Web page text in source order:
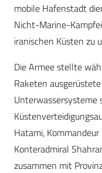
mobile Hafenstadt
Nicht-Marine-
iranischen Küsten zu
Die Armee stellte
Raketen
Unterwassersysteme
Hatami,
Konteradmiral
zusammen mit